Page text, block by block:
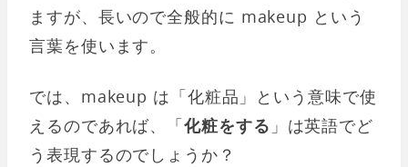
ますが、長いので全般的に makeup という
言葉を使います。
では、makeup は「化粧品」という意味で使
えるのであれば、「化粧をする 」は英語でど
う表現するのでしょうか？